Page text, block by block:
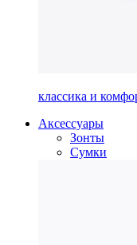
классика и
Аксессуары
Зонты
Сумки